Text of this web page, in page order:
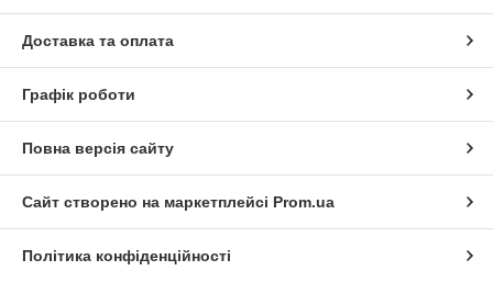
Доставка та оплата
Графік роботи
Повна версія сайту
Сайт створено на маркетплейсі Prom.ua
Політика конфіденційності